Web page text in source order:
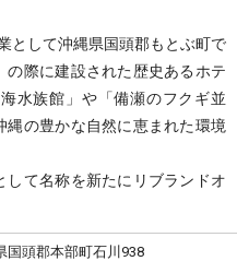
として沖縄県国頭郡もとぶ町で
際に建設された歴史あるホテ
水族館」や「備瀬のフクギ並
縄の豊かな自然に恵まれた環境
して名称を新たにリブランドオ
国頭郡本部町石川938